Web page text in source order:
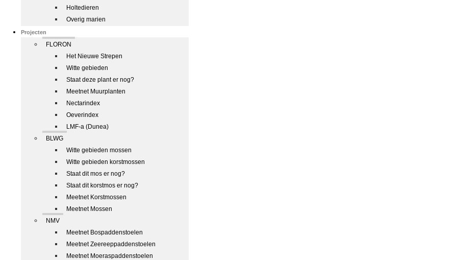
Holtedieren
Overig marien
Projecten
FLORON
Het Nieuwe Strepen
Witte gebieden
Staat deze plant er nog?
Meetnet Muurplanten
Nectarindex
Oeverindex
LMF-a (Dunea)
BLWG
Witte gebieden mossen
Witte gebieden korstmossen
Staat dit mos er nog?
Staat dit korstmos er nog?
Meetnet Korstmossen
Meetnet Mossen
NMV
Meetnet Bospaddenstoelen
Meetnet Zeereeppaddenstoelen
Meetnet Moeraspaddenstoelen